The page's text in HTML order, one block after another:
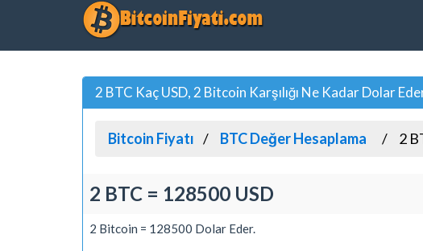
2 BTC Kaç USD, 2 Bitcoin Karşılığı Ne Kadar Dolar
Bitcoin Fiyatı BTC Değer Hesaplama 2
2 BTC = 128500 USD
2 Bitcoin = 128500 Dolar Eder.